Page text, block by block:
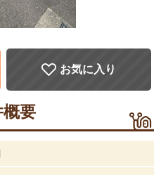
お気に入り
要